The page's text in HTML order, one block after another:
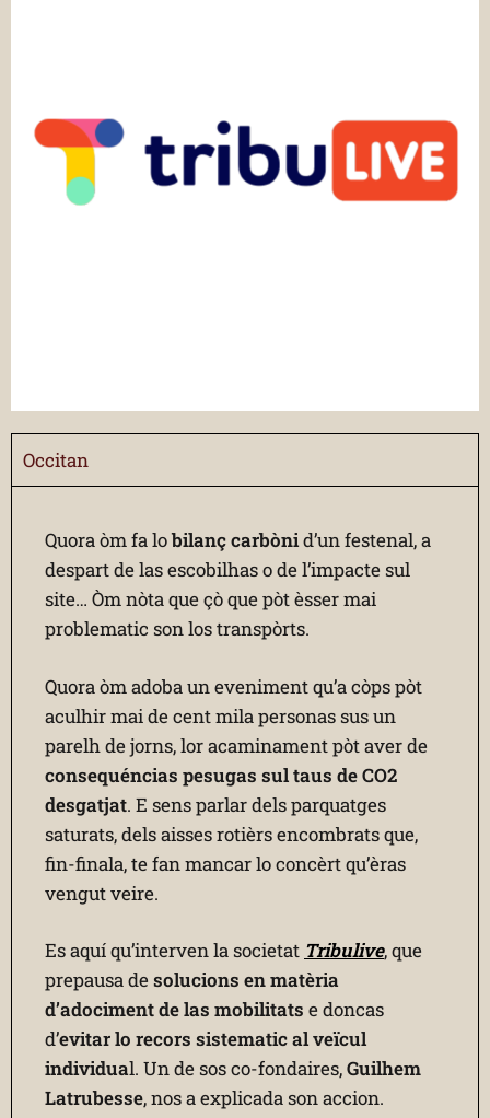
Occitan
Quora òm fa lobilanç carbònid’un festenal, a
despart de las escobilhas o de l’impacte sul
site… Òm nòta que çò que pòt èsser mai
problematic son los transpòrts.
Quora òm adoba un eveniment qu’a còps pòt
aculhir mai de cent mila personas sus un
parelh de jorns, lor acaminament pòt aver de
consequéncias pesugas sul taus de CO2
desgatjat. E sens parlar dels parquatges
saturats, dels aisses rotièrs encombrats que,
fin-finala, te fan mancar lo concèrt qu’èras
vengut veire.
Es aquí qu’interven la societat Tribulive, que
prepausa desolucions en matèria
d’adociment de las mobilitats e doncas
d’evitar lo recors sistematic al veïcul
individual. Un de sos co-fondaires,Guilhem
Latrubesse, nos a explicada son accion.